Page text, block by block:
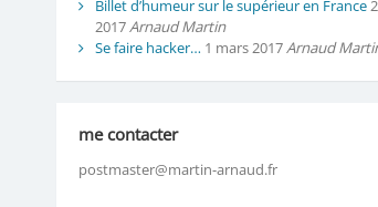
Billet d’humeur sur le supérieur en France
2017Arnaud Martin
Se faire hacker… 1 mars 2017Arnaud
me contacter
postmaster@martin-arnaud.fr